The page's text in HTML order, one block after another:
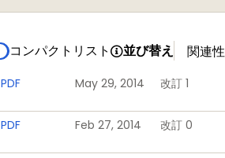
コンパクトリスト 並び替え
PDF May 29, 2014 改訂 1
PDF Feb 27, 2014 改訂 0